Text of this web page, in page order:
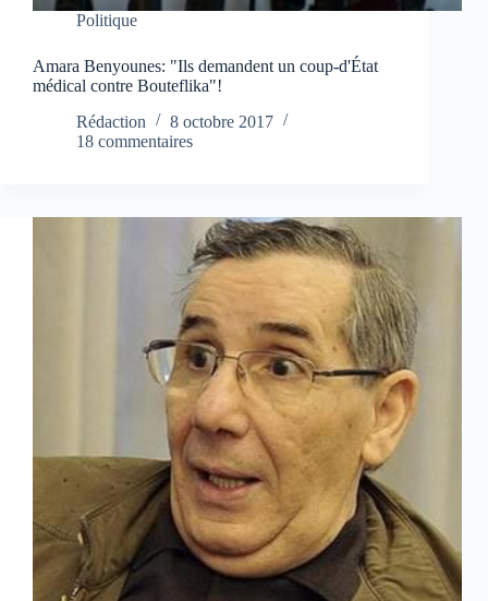
Politique
Amara Benyounes: "Ils demandent un coup-d'État
médical contre Bouteflika"!
Rédaction
8 octobre 2017
18 commentaires